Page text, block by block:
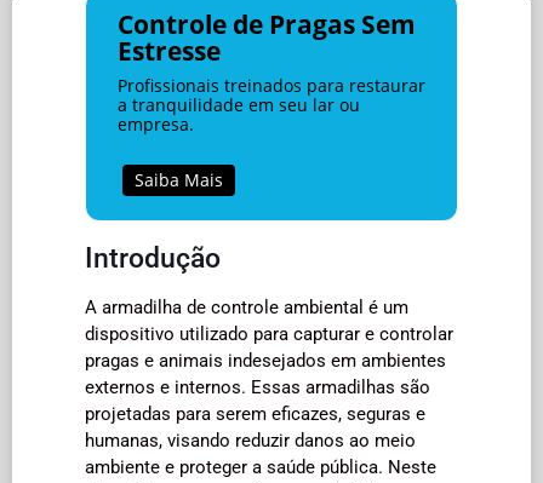
Controle de Pragas Sem
Estresse
Profissionais treinados para restaurar
a tranquilidade em seu lar ou
empresa.
Saiba Mais
Introdução
A armadilha de controle ambiental é um
dispositivo utilizado para capturar e controlar
pragas e animais indesejados em ambientes
externos e internos. Essas armadilhas são
projetadas para serem eficazes, seguras e
humanas, visando reduzir danos ao meio
ambiente e proteger a saúde pública. Neste